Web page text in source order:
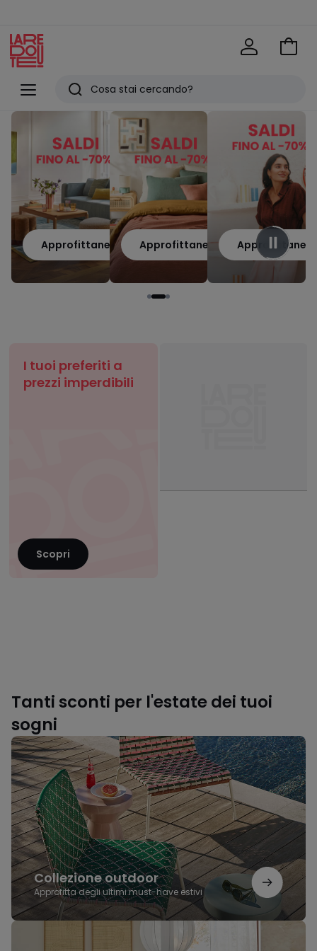
Menu
Redoute
Ricerca
Ultimi
articoli
visti
Vai
Approfittane Approfittane Approfittane
I tuoi preferiti a
prezzi imperdibili
Scopri
Tanti sconti per l'estate dei tuoi
sogni
Collezione outdoor
Approfitta degli ultimi must-have estivi
Collezione
outdoor
L'eleganza